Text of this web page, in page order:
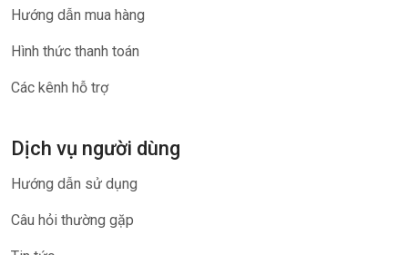
Hướng dẫn mua hàng
Hình thức thanh toán
Các kênh hỗ trợ
Dịch vụ người dùng
Hướng dẫn sử dụng
Câu hỏi thường gặp